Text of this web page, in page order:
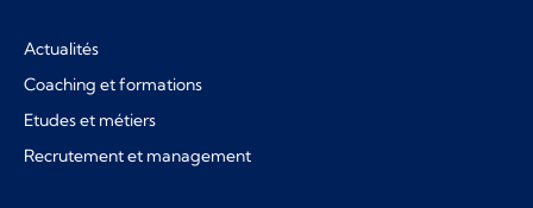
Actualités
Coaching et formations
Etudes et métiers
Recrutement et management